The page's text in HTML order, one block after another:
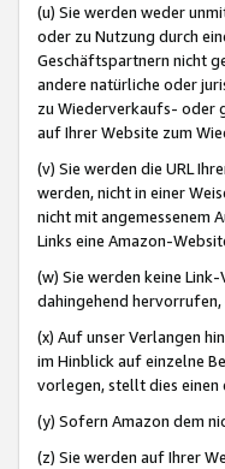
(u) Sie werden weder
oder zu Nutzung durch
Geschäftspartnern nicht
andere natürliche oder
zu Wiederverkaufs- oder
auf Ihrer Website zum
(v) Sie werden die URL
werden, nicht in einer
nicht mit angemessenem
Links eine Amazon-
(w) Sie werden keine
dahingehend
(x) Auf unser Verlangen
im Hinblick auf einzelne
vorlegen, stellt dies einen
(y) Sofern Amazon dem
(z) Sie werden auf Ihrer